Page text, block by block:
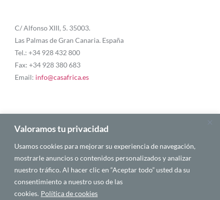
Valoramos tu privacidad
Usamos cookies para mejorar su experiencia de navegación,
mostrarle anuncios o contenidos personalizados y analizar
nuestro tráfico. Al hacer clic en “Aceptar todo” usted da su
consentimiento a nuestro uso de las
cookies. Política de cookies
C/ Alfonso XIII, 5. 35003.
Las Palmas de Gran Canaria. España
Tel.: +34 928 432 800
Fax: +34 928 380 683
Email: info@casafrica.es
Blog
Quiénes somos
Autores
Español